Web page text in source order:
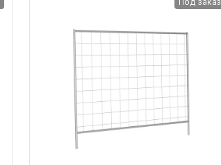
Подробнее